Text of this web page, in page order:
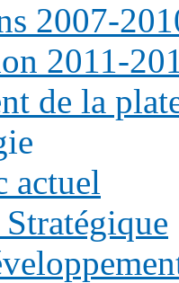
2007-
2011-
de la
actuel